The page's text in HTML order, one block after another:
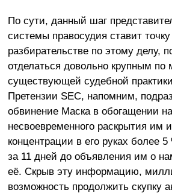
По сути, данный шаг
системы правосудия ставит
разбирательстве по этому делу,
отделаться довольно крупным по
существующей судебной
Претензии SEC, напомним,
обвинение Маска в обогащении
несвоевременного раскрытия им
концентрации в его руках более
за 11 дней до объявления им о
её. Скрыв эту информацию,
возможность продолжить скупку